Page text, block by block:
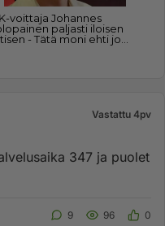
Vastattu 4pv
347 ja puolet
9 96 0